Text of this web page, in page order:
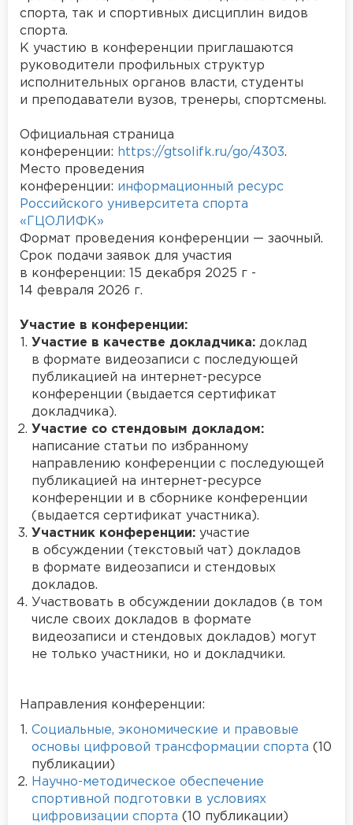
спорта, так и спортивных дисциплин видов
спорта.
К участию в конференции приглашаются
руководители профильных структур
исполнительных органов власти, студенты
и преподаватели вузов, тренеры, спортсмены.
Официальная страница
конференции: https://gtsolifk.ru/go/4303.
Место проведения
конференции: информационный ресурс
Российского университета спорта
«ГЦОЛИФК»
Формат проведения конференции — заочный.
Срок подачи заявок для участия
в конференции: 15 декабря 2025 г -
14 февраля 2026 г.
Участие в конференции:
Участие в качестве докладчика: доклад
в формате видеозаписи с последующей
публикацией на интернет-ресурсе
конференции (выдается сертификат
докладчика).
Участие со стендовым докладом:
написание статьи по избранному
направлению конференции с последующей
публикацией на интернет-ресурсе
конференции и в сборнике конференции
(выдается сертификат участника).
Участник конференции: участие
в обсуждении (текстовый чат) докладов
в формате видеозаписи и стендовых
докладов.
Участвовать в обсуждении докладов (в том
числе своих докладов в формате
видеозаписи и стендовых докладов) могут
не только участники, но и докладчики.
Направления конференции:
Социальные, экономические и правовые
основы цифровой трансформации спорта (10
публикации)
Научно-методическое обеспечение
спортивной подготовки в условиях
цифровизации спорта (10 публикации)